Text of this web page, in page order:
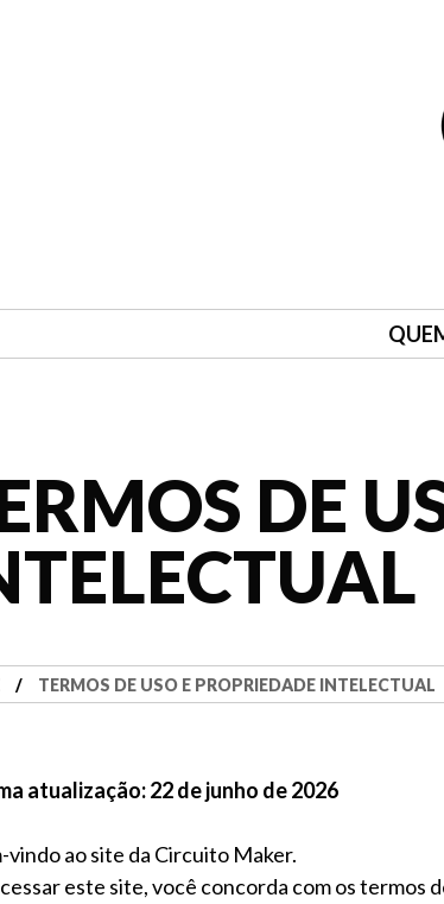
DE
TERMOS DE USO E PROPRIEDADE INTELECTUAL
atualização: 22 de junho de 2026
vindo ao site da Circuito Maker.
este site, você concorda com os termos